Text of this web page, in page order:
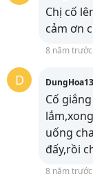
Chị cố
cảm ơn
8 năm trước
D
Cố
uống
đấy,rồi
8 năm trước